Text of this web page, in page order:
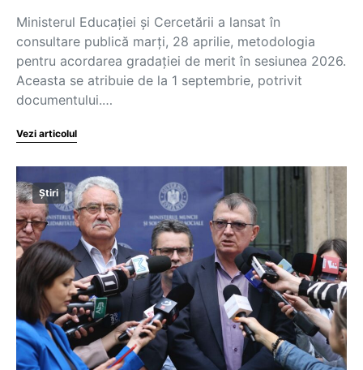
Ministerul Educației și Cercetării a lansat în
consultare publică marți, 28 aprilie, metodologia
pentru acordarea gradației de merit în sesiunea 2026.
Aceasta se atribuie de la 1 septembrie, potrivit
documentului.…
Vezi articolul
Știri